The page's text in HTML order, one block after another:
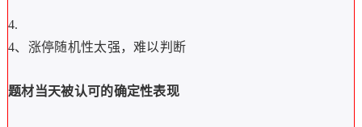
4、涨停随机性太强，难以判断
题材当天被认可的确定性表现